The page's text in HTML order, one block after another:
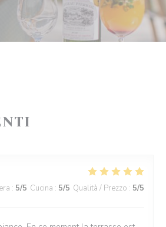
: 5/5 Cucina : 5/5 Qualità / Prezzo : 5/5